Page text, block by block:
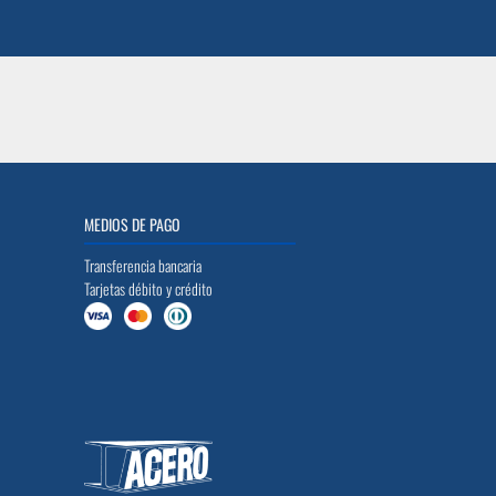
MEDIOS DE PAGO
Transferencia bancaria
Tarjetas débito y crédito